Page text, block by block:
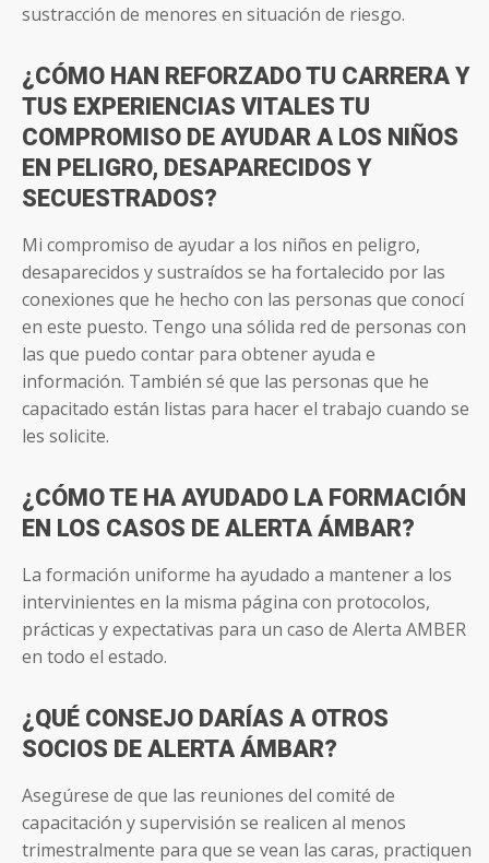
sustracción de menores en situación de riesgo.
¿CÓMO HAN REFORZADO TU CARRERA Y
TUS EXPERIENCIAS VITALES TU
COMPROMISO DE AYUDAR A LOS NIÑOS
EN PELIGRO, DESAPARECIDOS Y
SECUESTRADOS?
Mi compromiso de ayudar a los niños en peligro,
desaparecidos y sustraídos se ha fortalecido por las
conexiones que he hecho con las personas que conocí
en este puesto. Tengo una sólida red de personas con
las que puedo contar para obtener ayuda e
información. También sé que las personas que he
capacitado están listas para hacer el trabajo cuando se
les solicite.
¿CÓMO TE HA AYUDADO LA FORMACIÓN
EN LOS CASOS DE ALERTA ÁMBAR?
La formación uniforme ha ayudado a mantener a los
intervinientes en la misma página con protocolos,
prácticas y expectativas para un caso de Alerta AMBER
en todo el estado.
¿QUÉ CONSEJO DARÍAS A OTROS
SOCIOS DE ALERTA ÁMBAR?
Asegúrese de que las reuniones del comité de
capacitación y supervisión se realicen al menos
trimestralmente para que se vean las caras, practiquen